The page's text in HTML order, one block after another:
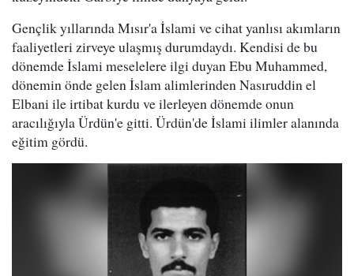
Gençlik yıllarında Mısır'a İslami ve cihat yanlısı akımların
faaliyetleri zirveye ulaşmış durumdaydı. Kendisi de bu
dönemde İslami meselelere ilgi duyan Ebu Muhammed,
dönemin önde gelen İslam alimlerinden Nasıruddin el
Elbani ile irtibat kurdu ve ilerleyen dönemde onun
aracılığıyla Ürdün'e gitti. Ürdün'de İslami ilimler alanında
eğitim gördü.